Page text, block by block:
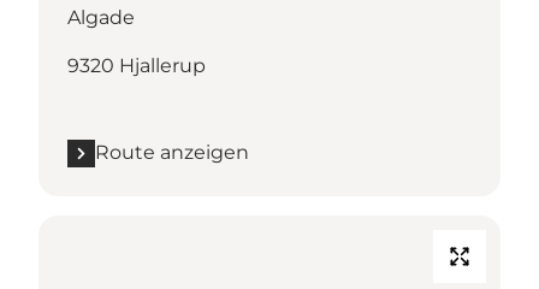
Algade
9320 Hjallerup
Route anzeigen